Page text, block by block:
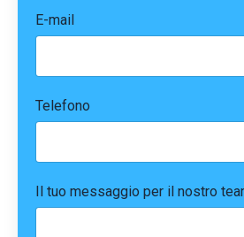
E-mail
Telefono
Il tuo messaggio per il nostro